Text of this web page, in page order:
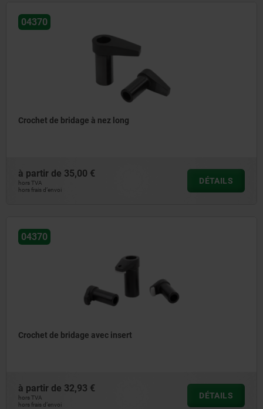
04370
Crochet de bridage à nez long
à partir de 35,00 €
hors TVA
hors frais d’envoi
DÉTAILS
04370
Crochet de bridage avec insert
à partir de 32,93 €
hors TVA
hors frais d’envoi
DÉTAILS